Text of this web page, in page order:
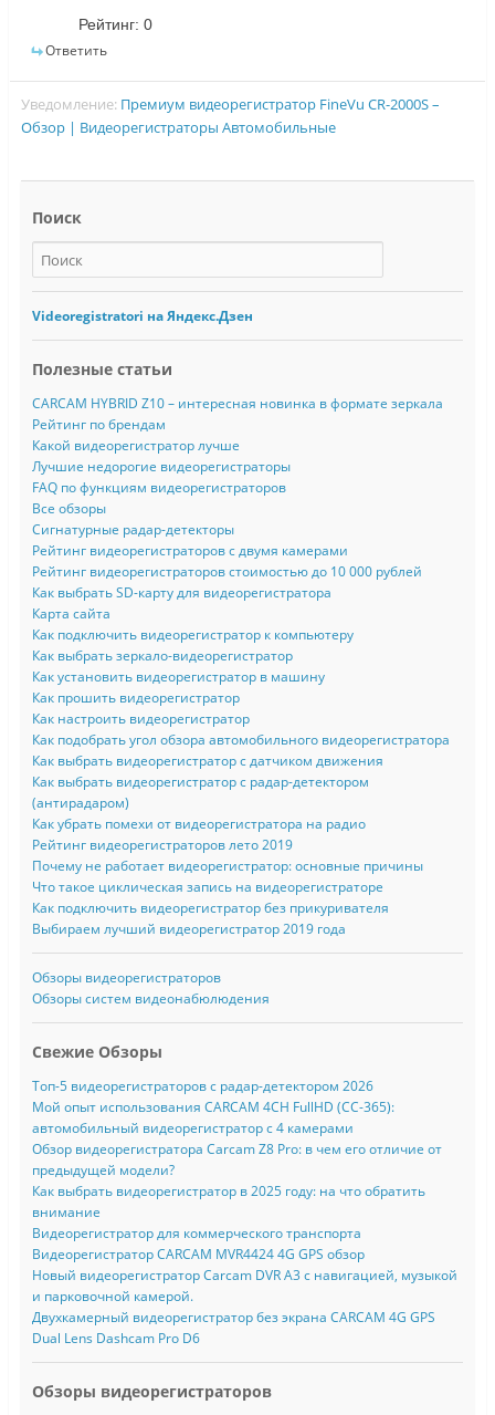
Рейтинг: 0
Ответить
Уведомление: Премиум видеорегистратор FineVu CR-2000S –
Обзор | Видеорегистраторы Автомобильные
Поиск
Videoregistratori на Яндекс.Дзен
Полезные статьи
CARCAM HYBRID Z10 – интересная новинка в формате зеркала
Рейтинг по брендам
Какой видеорегистратор лучше
Лучшие недорогие видеорегистраторы
FAQ по функциям видеорегистраторов
Все обзоры
Сигнатурные радар-детекторы
Рейтинг видеорегистраторов с двумя камерами
Рейтинг видеорегистраторов стоимостью до 10 000 рублей
Как выбрать SD-карту для видеорегистратора
Карта сайта
Как подключить видеорегистратор к компьютеру
Как выбрать зеркало-видеорегистратор
Как установить видеорегистратор в машину
Как прошить видеорегистратор
Как настроить видеорегистратор
Как подобрать угол обзора автомобильного видеорегистратора
Как выбрать видеорегистратор с датчиком движения
Как выбрать видеорегистратор с радар-детектором
(антирадаром)
Как убрать помехи от видеорегистратора на радио
Рейтинг видеорегистраторов лето 2019
Почему не работает видеорегистратор: основные причины
Что такое циклическая запись на видеорегистраторе
Как подключить видеорегистратор без прикуривателя
Выбираем лучший видеорегистратор 2019 года
Обзоры видеорегистраторов
Обзоры систем видеонабюлюдения
Свежие Обзоры
Топ-5 видеорегистраторов с радар-детектором 2026
Мой опыт использования CARCAM 4CH FullHD (CC-365):
автомобильный видеорегистратор с 4 камерами
Обзор видеорегистратора Carcam Z8 Pro: в чем его отличие от
предыдущей модели?
Как выбрать видеорегистратор в 2025 году: на что обратить
внимание
Видеорегистратор для коммерческого транспорта
Видеорегистратор CARCAM MVR4424 4G GPS обзор
Новый видеорегистратор Carcam DVR A3 с навигацией, музыкой
и парковочной камерой.
Двухкамерный видеорегистратор без экрана CARCAM 4G GPS
Dual Lens Dashcam Pro D6
Обзоры видеорегистраторов